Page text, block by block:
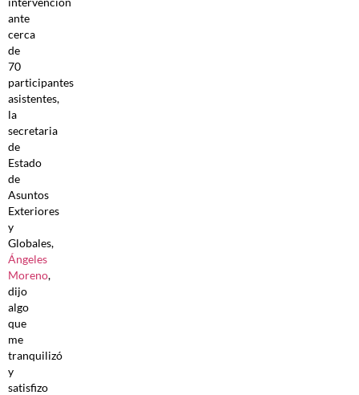
ante
cerca
de
70
participantes
asistentes,
la
secretaria
de
Estado
de
Asuntos
Exteriores
y
Globales,
Ángeles
Moreno,
dijo
algo
que
me
tranquilizó
y
satisfizo